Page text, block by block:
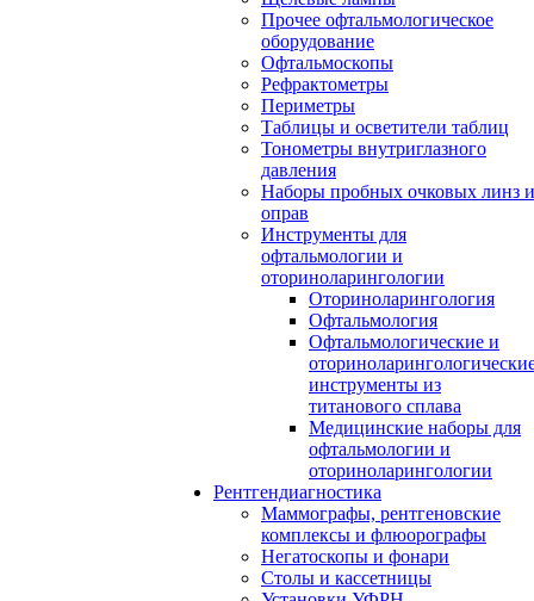
Прочее офтальмологическое
оборудование
Офтальмоскопы
Рефрактометры
Периметры
Таблицы и осветители таблиц
Тонометры внутриглазного
давления
Наборы пробных очковых линз и
оправ
Инструменты для
офтальмологии и
оториноларингологии
Оториноларингология
Офтальмология
Офтальмологические и
инструменты из
титанового сплава
Медицинские наборы для
офтальмологии и
оториноларингологии
Рентгендиагностика
Маммографы, рентгеновские
комплексы и флюорографы
Негатоскопы и фонари
Столы и кассетницы